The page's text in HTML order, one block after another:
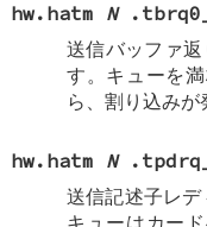
hw.hatm N
送信バッファ
す。キューを
ら、割り込みが
hw.hatm N
送信記述子レ